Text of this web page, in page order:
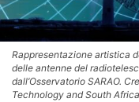
Rappresentazione artistica
delle antenne del
dall’Osservatorio SARAO.
Technology and South